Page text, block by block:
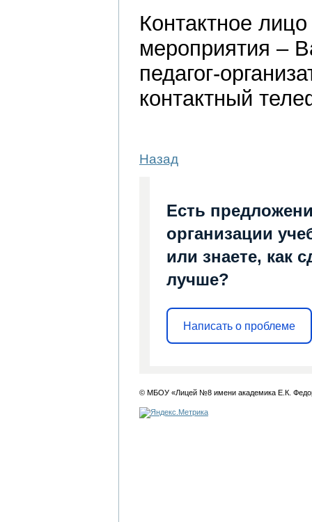
Контактное
мероприятия –
педагог-
контактный
Назад
Есть
организации
или знаете, как
лучше?
Написать о проблеме
© МБОУ «Лицей №8 имени академика Е.К.